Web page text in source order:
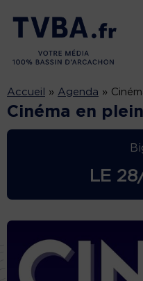
Accueil » Agenda »
Cinéma en
LE